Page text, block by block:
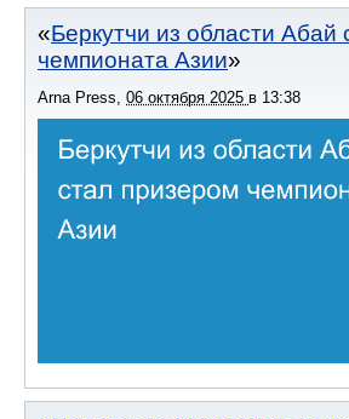
Беркутчи из области Абай
чемпионата Азии
Arna Press, 06 октября 2025 в 13:38